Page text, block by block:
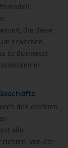
die diese
erwerben.
to-Business)
in
den direkten
alle
richten, von der